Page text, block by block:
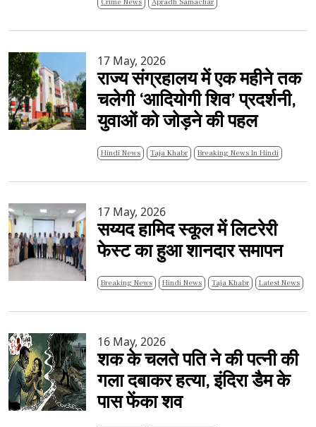
17 May, 2026
राज्य संग्रहालय में एक महीने तक
चलेगी ‘आदियोगी शिव’ प्रदर्शनी,
युवाओं को जोड़ने की पहल
Hindi News Taja Khabr Breaking News In Hindi
17 May, 2026
सय्यद हामिद स्कूल में लिटरेरी
फेस्ट का हुआ शानदार समापन
Breaking News Hindi News Taja Khabr Latest News
16 May, 2026
शक के चलते पति ने की पत्नी की
गला दबाकर हत्या, इंदिरा डैम के
पास फेंका शव